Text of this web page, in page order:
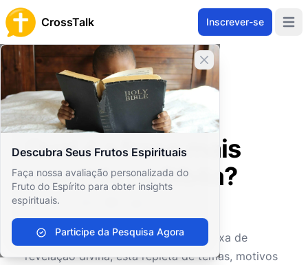
CrossTalk Inscrever-se
Fechar banner
Descubra Seus Frutos Espirituais
Faça nossa avaliação personalizada do
Fruto do Espírito para obter insights
espirituais.
Participe da Pesquisa Agora
Home
Arquivo de Perguntas
Estudos Bíblicos
Hermenêutica Bíblica
Qual é a frase mais repetida na Bíblia?
Qual é a frase mais
repetida na Bíblia?
0 0 169
A Bíblia, uma tapeçaria rica e complexa de
revelação divina, está repleta de temas, motivos